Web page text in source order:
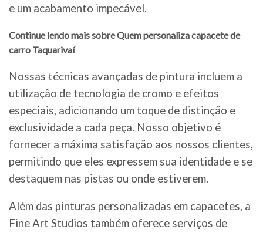
e um acabamento impecável.
Continue lendo mais sobre Quem personaliza capacete de
carro Taquarivaí
Nossas técnicas avançadas de pintura incluem a
utilização de tecnologia de cromo e efeitos
especiais, adicionando um toque de distinção e
exclusividade a cada peça. Nosso objetivo é
fornecer a máxima satisfação aos nossos clientes,
permitindo que eles expressem sua identidade e se
destaquem nas pistas ou onde estiverem.
Além das pinturas personalizadas em capacetes, a
Fine Art Studios também oferece serviços de